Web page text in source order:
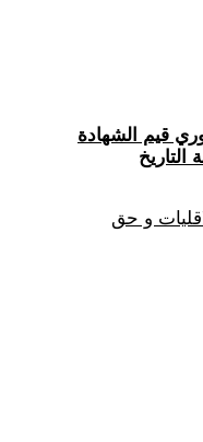
قيم الشهادة
و حق